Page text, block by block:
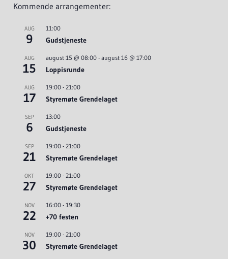
Kommende arrangementer:
AUG
9
11:00
Gudstjeneste
AUG
15
august 15 @ 08:00- august 16 @ 17:00
Loppisrunde
AUG
17
19:00- 21:00
Styremøte Grendelaget
SEP
6
13:00
Gudstjeneste
SEP
21
19:00- 21:00
Styremøte Grendelaget
OKT
27
19:00- 21:00
Styremøte Grendelaget
NOV
22
16:00- 19:30
+70 festen
NOV
30
19:00- 21:00
Styremøte Grendelaget